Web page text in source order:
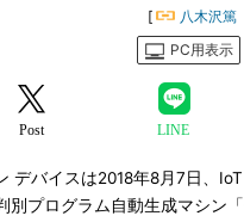
[ 八木沢篤
PC用表示
Post LINE
デバイスは2018年8月7日、
別プログラム自動生成マシン「